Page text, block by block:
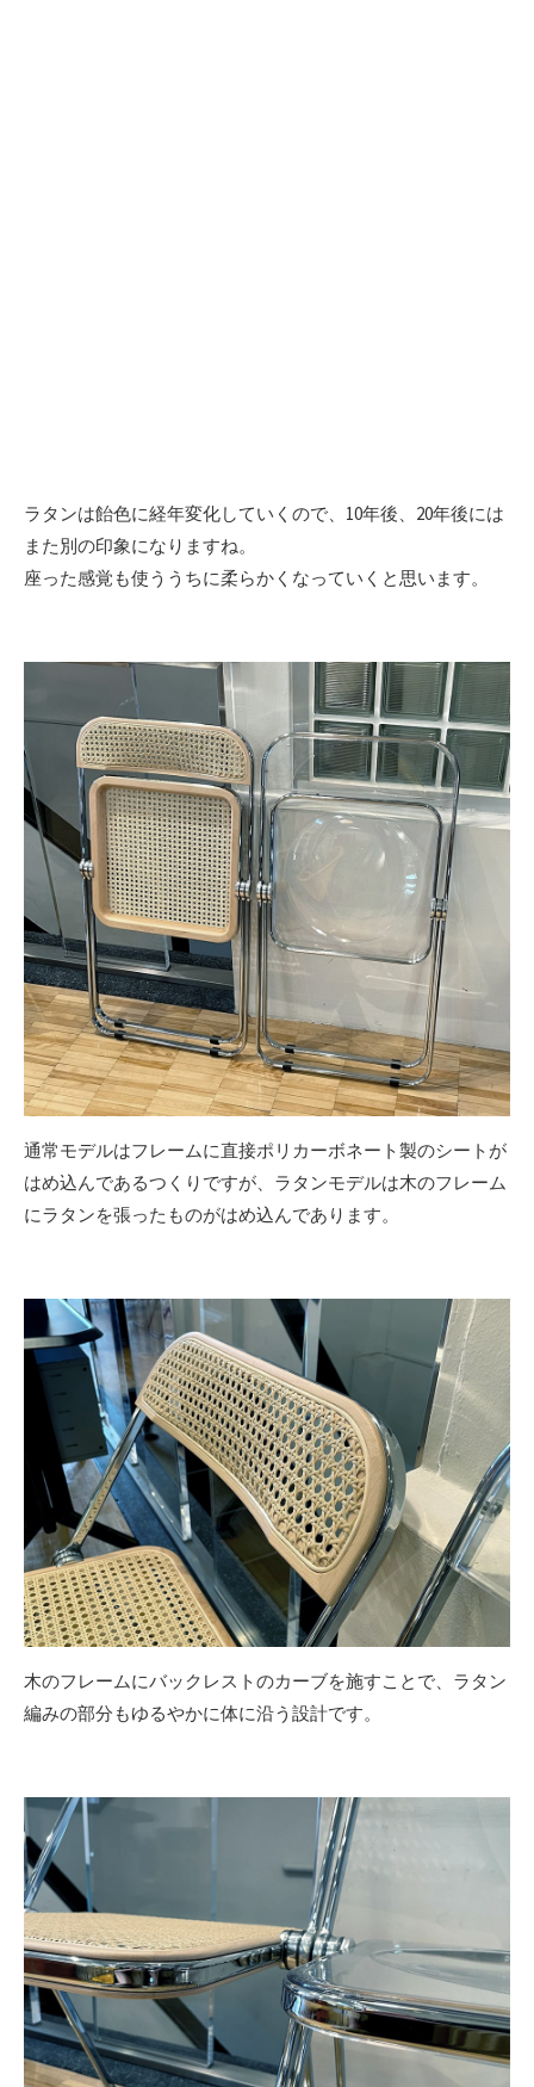
ラタンは飴色に経年変化していくので、10年後、20年後には
また別の印象になりますね。
座った感覚も使ううちに柔らかくなっていくと思います。
通常モデルはフレームに直接ポリカーボネート製のシートが
はめ込んであるつくりですが、ラタンモデルは木のフレーム
にラタンを張ったものがはめ込んであります。
木のフレームにバックレストのカーブを施すことで、ラタン
編みの部分もゆるやかに体に沿う設計です。